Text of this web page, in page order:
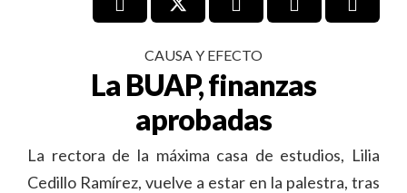
CAUSA Y EFECTO
La BUAP, finanzas
aprobadas
La rectora de la máxima casa de estudios, Lilia
Cedillo Ramírez, vuelve a estar en la palestra, tras